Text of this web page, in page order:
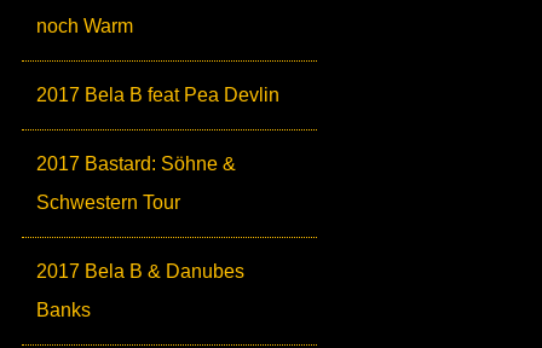
noch Warm
2017 Bela B feat Pea Devlin
2017 Bastard: Söhne &
Schwestern Tour
2017 Bela B & Danubes
Banks